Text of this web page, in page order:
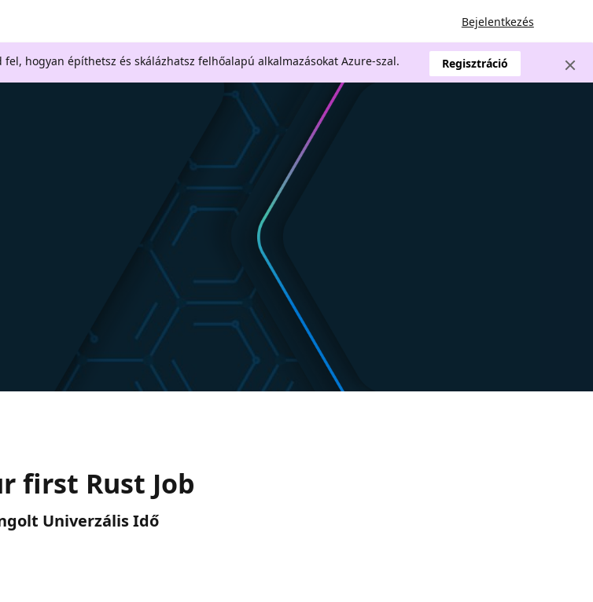
Bejelentkezés
fel, hogyan építhetsz és skálázhatsz felhőalapú alkalmazásokat Azure-szal. Regisztráció
first Rust Job
Univerzális Idő